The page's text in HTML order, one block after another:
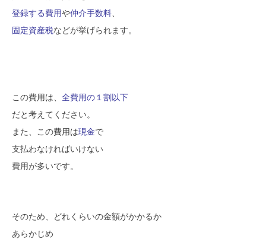
登録する費用や仲介手数料
固定資産税などが挙げられます。
この費用は、 全費用の１割以下
だと考えてください。
また、この費用は現金で
支払わなければいけない
費用が多いです。
そのため、どれくらいの金額がかかるか
あらかじめ